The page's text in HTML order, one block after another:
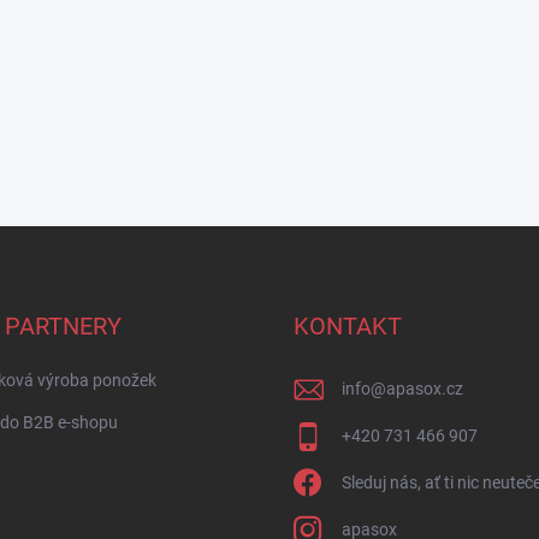
výroba ponožek
B2B e-shopu
KONTAKT
info@apasox.cz
+420 731 466 907
Sleduj nás, ať ti nic
apasox